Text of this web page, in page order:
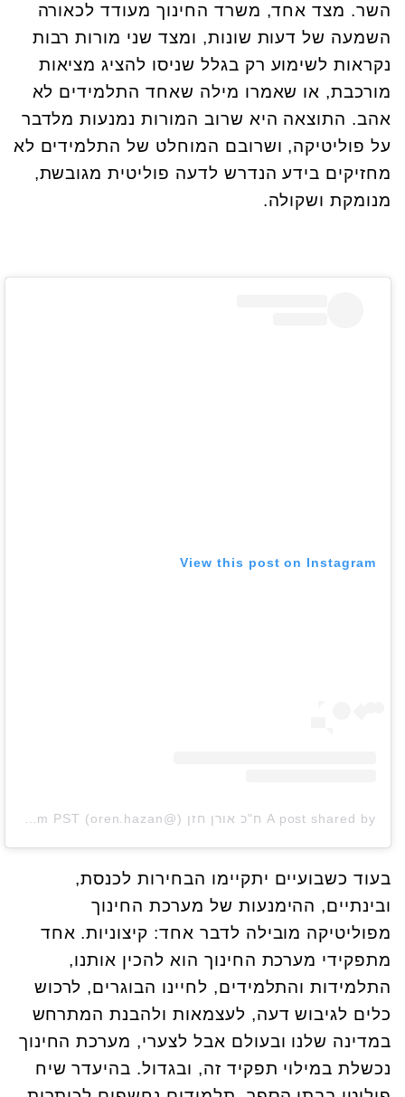
השר. מצד אחד, משרד החינוך מעודד לכאורה
השמעה של דעות שונות, ומצד שני מורות רבות
נקראות לשימוע רק בגלל שניסו להציג מציאות
מורכבת, או שאמרו מילה שאחד התלמידים לא
אהב. התוצאה היא שרוב המורות נמנעות מלדבר
על פוליטיקה, ושרובם המוחלט של התלמידים לא
מחזיקים בידע הנדרש לדעה פוליטית מגובשת,
מנומקת ושקולה.
View this post on Instagram
A post shared by ח"כ אורן חזן (@oren.hazan) Feb 4, 2019 at 12:44pm PST
בעוד כשבועיים יתקיימו הבחירות לכנסת,
ובינתיים, ההימנעות של מערכת החינוך
מפוליטיקה מובילה לדבר אחד: קיצוניות. אחד
מתפקידי מערכת החינוך הוא להכין אותנו,
התלמידות והתלמידים, לחיינו הבוגרים, לרכוש
כלים לגיבוש דעה, לעצמאות ולהבנת המתרחש
במדינה שלנו ובעולם אבל לצערי, מערכת החינוך
נכשלת במילוי תפקיד זה, ובגדול. בהיעדר שיח